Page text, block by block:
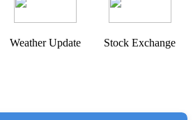
Weather Update Stock Exchange